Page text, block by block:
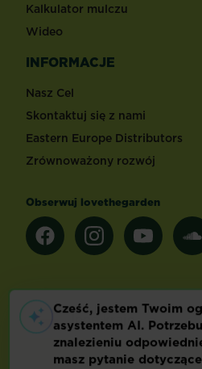
Kalkulator mulczu
Wideo
INFORMACJE
Nasz Cel
Skontaktuj się z nami
Eastern Europe Distributors
Zrównoważony rozwój
Obserwuj lovethegarden
Inne kraje